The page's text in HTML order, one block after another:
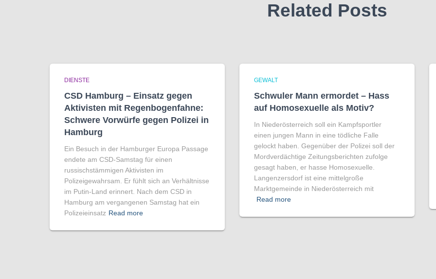
Related Posts
DIENSTE
CSD Hamburg – Einsatz gegen
Aktivisten mit Regenbogen­fahne:
Schwere Vorwürfe gegen Polizei in
Hamburg
Ein Besuch in der Hamburger Europa Passage
endete am CSD-Samstag für einen
russischstämmigen Aktivisten im
Polizeigewahrsam. Er fühlt sich an Verhältnisse
im Putin-Land erinnert. Nach dem CSD in
Hamburg am vergangenen Samstag hat ein
Polizeieinsatz Read more
GEWALT
Schwuler Mann ermordet – Hass
auf Homo­sexuelle als Motiv?
In Niederösterreich soll ein Kampfsportler
einen jungen Mann in eine tödliche Falle
gelockt haben. Gegenüber der Polizei soll der
Mordverdächtige Zeitungsberichten zufolge
gesagt haben, er hasse Homosexuelle.
Langenzersdorf ist eine mittelgroße
Marktgemeinde in Niederösterreich mit
Read more